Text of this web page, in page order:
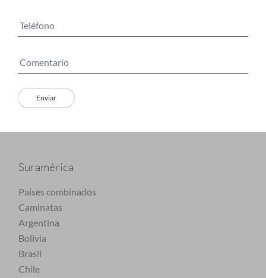
Suramérica
Países combinados
Caminatas
Argentina
Bolivia
Brasil
Chile